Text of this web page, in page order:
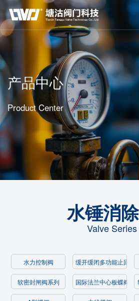
产品中心
Product Center
水锤消
Valve Series
水力控制阀 缓开缓闭多功能止回阀
软密封闸阀系列 国际法兰中心板蝶阀